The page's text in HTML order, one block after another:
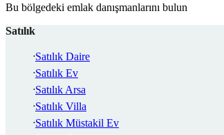
Bu bölgedeki emlak danışmanlarını bulun
Satılık
Satılık Daire
Satılık Ev
Satılık Arsa
Satılık Villa
Satılık Müstakil Ev